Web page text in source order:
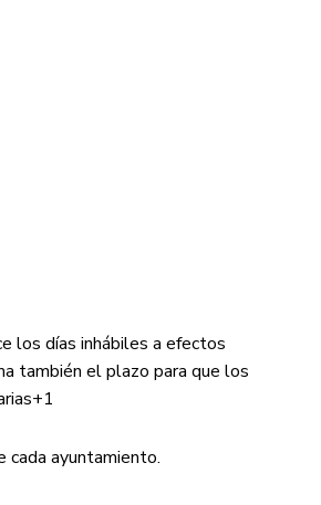
los días inhábiles a efectos
también el plazo para que los
+1
ayuntamiento.